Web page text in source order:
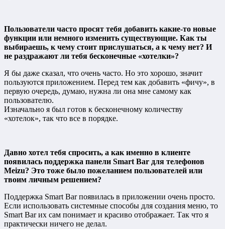
Пользователи часто просят тебя добавить какие-то новые
функции или немного изменить существующие. Как ты
выбираешь, к чему стоит прислушаться, а к чему нет? И
не раздражают ли тебя бесконечные «хотелки»?
Я бы даже сказал, что очень часто. Но это хорошо, значит
пользуются приложением. Перед тем как добавить «фичу», в
первую очередь, думаю, нужна ли она мне самому как
пользователю.
Изначально я был готов к бесконечному количеству
«хотелок», так что все в порядке.
Давно хотел тебя спросить, а как именно в клиенте
появилась поддержка панели Smart Bar для телефонов
Meizu? Это тоже было пожеланием пользователей или
твоим личным решением?
Поддержка Smart Bar появилась в приложении очень просто.
Если использовать системные способы для создания меню, то
Smart Bar их сам понимает и красиво отображает. Так что я
практически ничего не делал.